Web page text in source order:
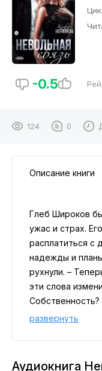
-0.5
124 0
Описание книги
Глеб Широков
ужас и страх.
расплатиться с
надежды и
рухнули. –
эти слова
Разве…, – я была
Паника, ледяная
развернуть
Аудиокнига